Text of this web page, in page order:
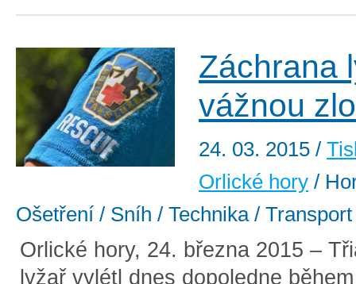
Záchrana
vážnou
24. 03. 2015 /
Orlické hory /
Ošetření / Sníh / Technika /
Orlické hory, 24. března 2015 –
lyžař vylétl dnes dopoledne